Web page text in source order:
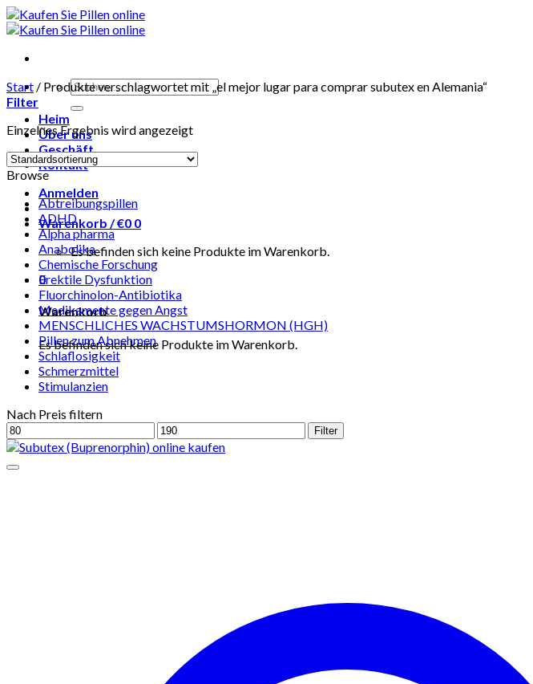
Skip
to
Suchen
nach:
Heim
Über uns
Geschäft
Kontakt
Anmelden
Warenkorb /€0 0
Es befinden sich keine Produkte im Warenkorb.
0
Warenkorb
Es befinden sich keine Produkte im Warenkorb.
Start / Produkte verschlagwortet mit „el mejor lugar para comprar subutex en Alemania“
Filter
Einzelnes Ergebnis wird angezeigt
Browse
Abtreibungspillen
ADHD
Alpha pharma
Anabolika
Chemische Forschung
Erektile Dysfunktion
Fluorchinolon-Antibiotika
Medikamente gegen Angst
MENSCHLICHES WACHSTUMSHORMON (HGH)
Pillen zum Abnehmen
Schlaflosigkeit
Schmerzmittel
Stimulanzien
Nach Preis filtern
Min.
Preis
Max.
Preis
Filter